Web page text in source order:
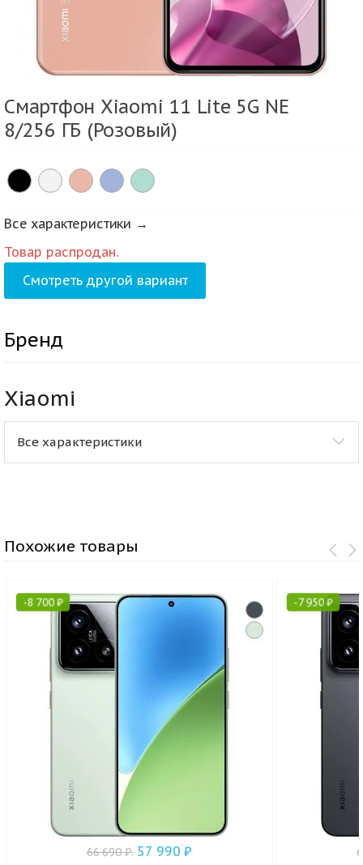
Смартфон Xiaomi 11 Lite 5G NE
8/256 ГБ (Розовый)
Все характеристики →
Товар распродан.
Смотреть другой вариант
Бренд
Xiaomi
Все характеристики
Похожие товары
-8 700₽
66 690₽. 57 990₽
-7 950₽